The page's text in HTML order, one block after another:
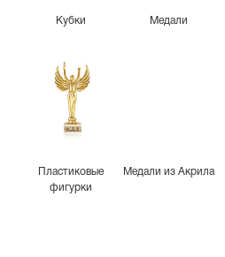
Кубки Медали
Пластиковые
фигурки
Медали из Акрила